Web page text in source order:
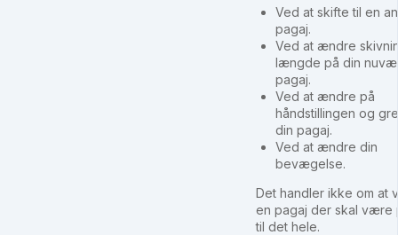
Ved at skifte til en
pagaj.
Ved at ændre
længde på din
pagaj.
Ved at ændre på
håndstillingen og
din pagaj.
Ved at ændre din
bevægelse.
Det handler ikke om at
en pagaj der skal være
til det hele.